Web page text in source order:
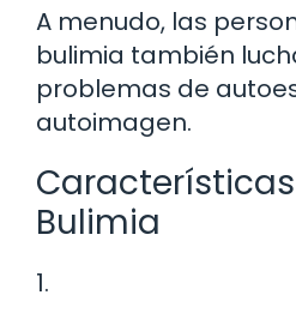
A menudo, las
bulimia también
problemas de
autoimagen.
Bulimia
1.